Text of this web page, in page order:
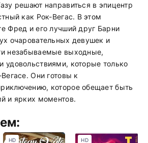
решают направиться в эпицентр
как Рок-Вегас. В этом
Фред и его лучший друг Барни
очаровательных девушек и
незабываемые выходные,
удовольствиями, которые только
Они готовы к
которое обещает быть
и ярких моментов.
HD HD